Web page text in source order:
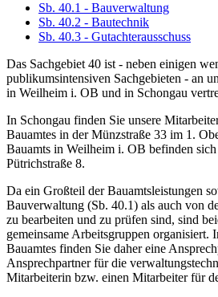
Sb. 40.1 - Bauverwaltung
Sb. 40.2 - Bautechnik
Sb. 40.3 - Gutachterausschuss
Das Sachgebiet 40 ist - neben einigen
publikumsintensiven Sachgebieten - an
in Weilheim i. OB und in Schongau
In Schongau finden Sie unsere
Bauamtes in der Münzstraße 33 im 1.
Bauamts in Weilheim i. OB befinden
Pütrichstraße 8.
Da ein Großteil der Bauamtsleistungen
Bauverwaltung (Sb. 40.1) als auch von
zu bearbeiten und zu prüfen sind, sind
gemeinsame Arbeitsgruppen organisiert.
Bauamtes finden Sie daher eine
Ansprechpartner für die
Mitarbeiterin bzw. einen Mitarbeiter für